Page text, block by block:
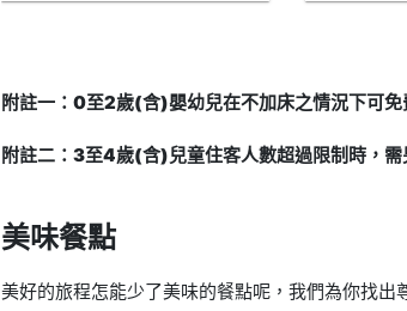
附註一：0至2歲(含)嬰幼兒在不加床之情況下可免
附註二：3至4歲(含)兒童住客人數超過限制時，需
美味餐點
美好的旅程怎能少了美味的餐點呢，我們為你找